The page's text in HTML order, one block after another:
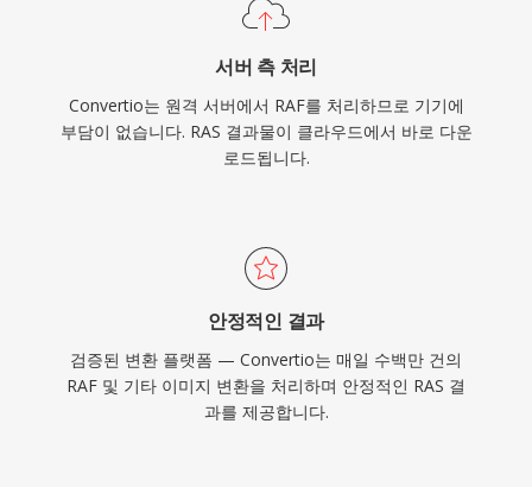
서버 측 처리
Convertio는 원격 서버에서 RAF를 처리하므로 기기에
부담이 없습니다. RAS 결과물이 클라우드에서 바로 다운
로드됩니다.
안정적인 결과
검증된 변환 플랫폼 — Convertio는 매일 수백만 건의
RAF 및 기타 이미지 변환을 처리하며 안정적인 RAS 결
과를 제공합니다.